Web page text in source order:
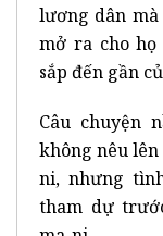
lương dân mà
mở ra cho họ
sắp đến gần
Câu chuyện
không nêu lên
ni, nhưng
tham dự